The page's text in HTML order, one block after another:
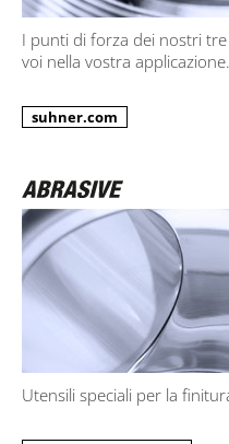
I punti di forza dei nostri
voi nella vostra applicazione.
suhner.com
Utensili speciali per la